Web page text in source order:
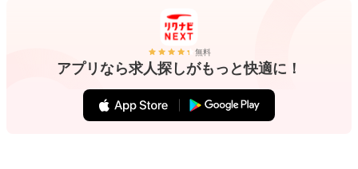
無料
アプリなら求人探しがもっと快適に！